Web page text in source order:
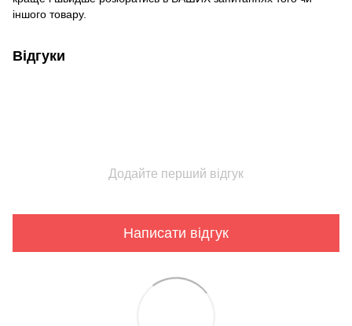
іншого товару.
Відгуки
Додайте перший відгук
Написати відгук